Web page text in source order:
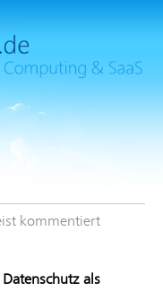
kommentiert
als